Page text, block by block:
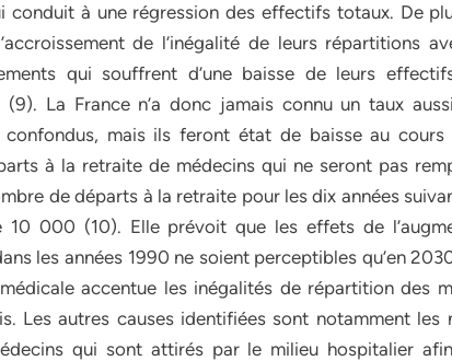
conduit à une régression des effectifs totaux. De
de l’inégalité de leurs répartitions
qui souffrent d’une baisse de leurs
(9). La France n’a donc jamais connu un taux
confondus, mais ils feront état de baisse au
à la retraite de médecins qui ne seront pas
de départs à la retraite pour les dix années
10 000 (10). Elle prévoit que les effets de
les années 1990 ne soient perceptibles qu’en
accentue les inégalités de répartition des
Les autres causes identifiées sont notamment les
qui sont attirés par le milieu hospitalier